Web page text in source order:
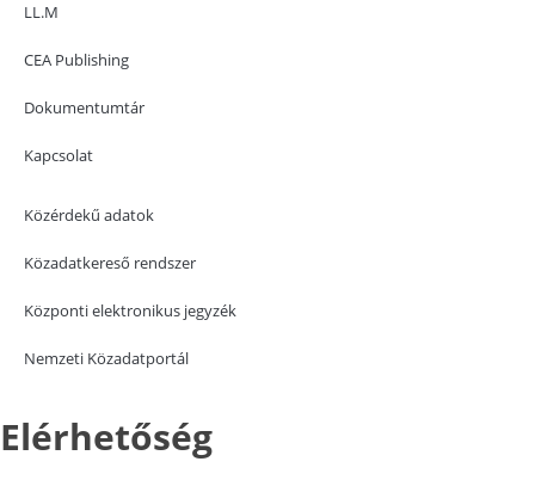
LL.M
CEA Publishing
Dokumentumtár
Kapcsolat
Közérdekű adatok
Közadatkereső rendszer
Központi elektronikus jegyzék
Nemzeti Közadatportál
Elérhetőség